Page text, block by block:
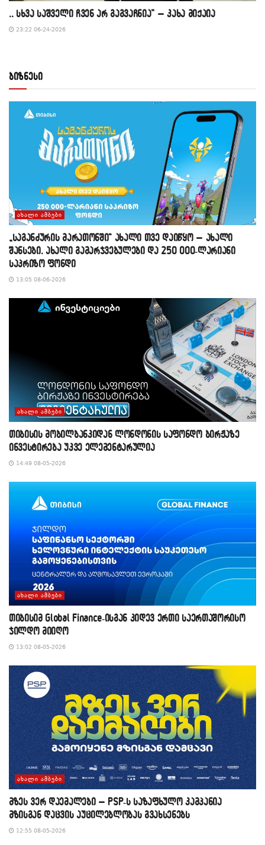
,, სხვა საშველი ჩვენ არ გაგვაჩნია” – კახა მიქაია
23:22 06-24-2026
ბიზნესი
ᲐᲮᲐᲚᲘ ᲐᲛᲑᲔᲑᲘ
„საგანძურის მარათონში“ ახალი თვე დაიწყო – ახალი
შანსები, ახალი გამარჯვებულები და 250 000-ლარიანი
საპრიზო ფონდი
13:05 08-06-2026
ᲐᲮᲐᲚᲘ ᲐᲛᲑᲔᲑᲘ
თიბისის მობილბანკიდან ლონდონის საფონდო ბირჟაზე
ინვესტირება უკვე ელემენტარულია
14:49 08-05-2026
ᲐᲮᲐᲚᲘ ᲐᲛᲑᲔᲑᲘ
თიბისიმ Global Finance-ისგან კიდევ ერთი საერთაშორისო
ჯილდო მიიღო
13:02 08-05-2026
ᲐᲮᲐᲚᲘ ᲐᲛᲑᲔᲑᲘ
მზეს ვერ დაემალები – PSP-ს საზაფხულო კამპანია
მზისგან დაცვის აუცილებლობას გვახსენებს
12:55 08-05-2026